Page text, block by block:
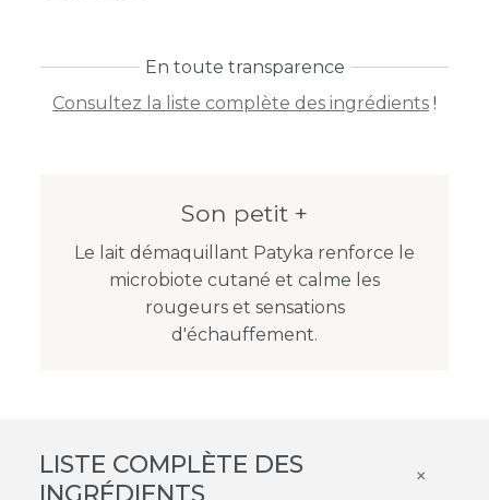
En toute transparence
Consultez la liste complète des ingrédients !
Son petit +
Le lait démaquillant Patyka renforce le
microbiote cutané et calme les
rougeurs et sensations
d'échauffement.
LISTE COMPLÈTE DES
INGRÉDIENTS
×